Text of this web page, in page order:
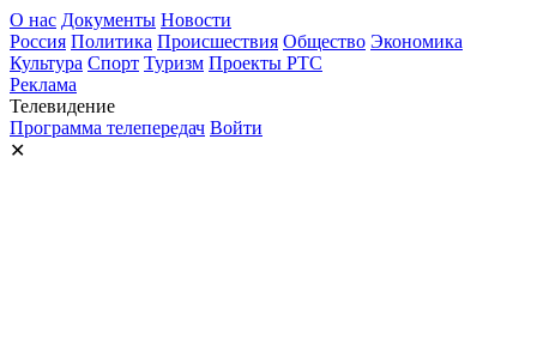
О нас Документы Новости
Россия Политика Происшествия Общество Экономика
Культура Спорт Туризм Проекты РТС
Реклама
Телевидение
Программа телепередач Войти
✕